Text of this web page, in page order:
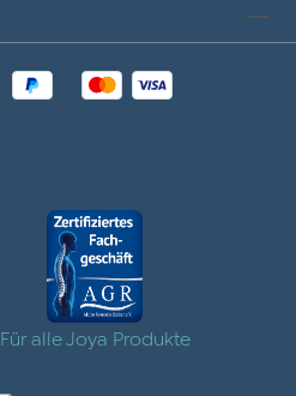
Für alle Joya Produkte